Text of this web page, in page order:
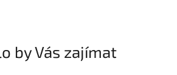
by Vás zajímat